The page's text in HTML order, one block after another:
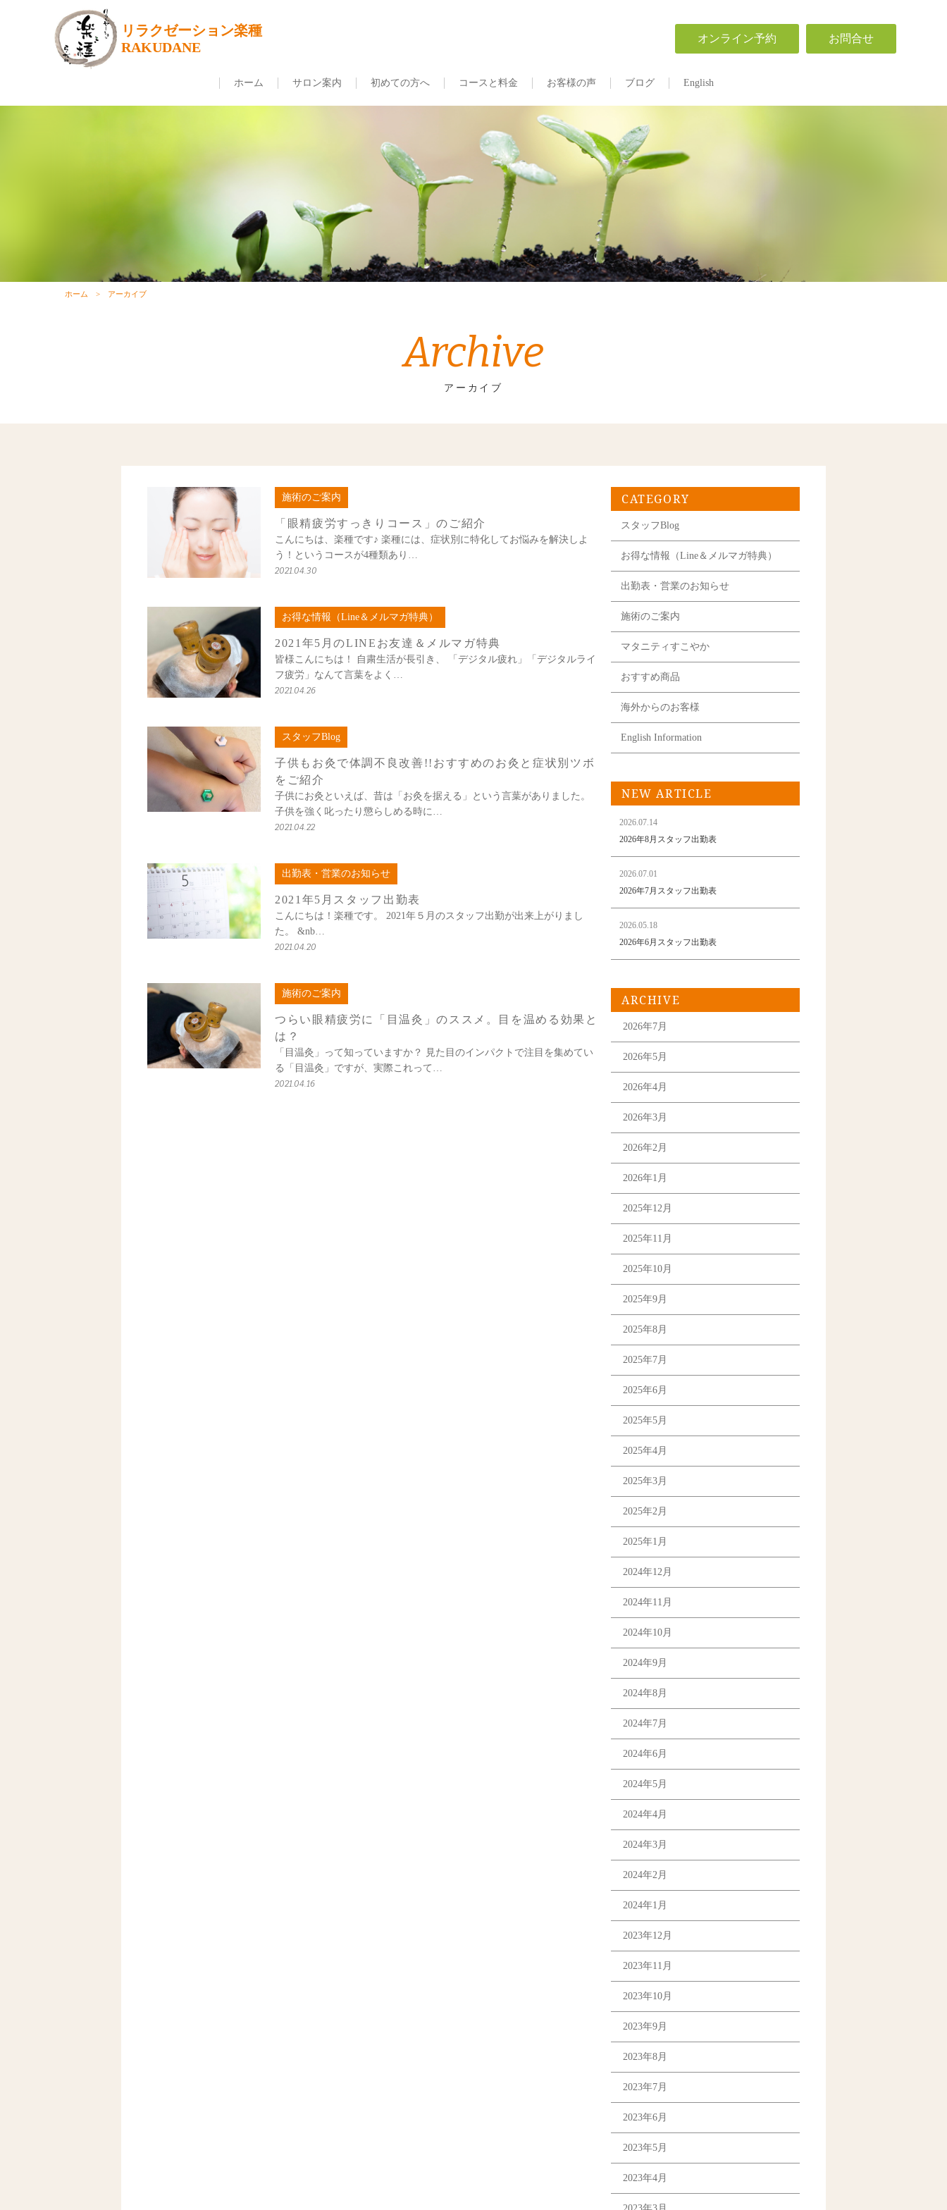
リラクゼーション楽種
RAKUDANE
オンライン予約 お問合せ
ホーム サロン案内 初めての方へ コースと料金 お客様の声 ブログ English
ホーム アーカイブ
Archive
アーカイブ
施術のご案内
「眼精疲労すっきりコース」のご紹介
こんにちは、楽種です♪ 楽種には、症状別に特化してお悩みを解決しよ
う！というコースが4種類あり…
2021.04.30
お得な情報（Line＆メルマガ特典）
2021年5月のLINEお友達＆メルマガ特典
皆様こんにちは！ 自粛生活が長引き、 「デジタル疲れ」「デジタルライ
フ疲労」なんて言葉をよく…
2021.04.26
スタッフBlog
子供もお灸で体調不良改善!!おすすめのお灸と症状別ツボ
をご紹介
子供にお灸といえば、昔は「お灸を据える」という言葉がありました。
子供を強く叱ったり懲らしめる時に…
2021.04.22
出勤表・営業のお知らせ
2021年5月スタッフ出勤表
こんにちは！楽種です。 2021年５月のスタッフ出勤が出来上がりまし
た。 &nb…
2021.04.20
施術のご案内
つらい眼精疲労に「目温灸」のススメ。目を温める効果と
は？
「目温灸」って知っていますか？ 見た目のインパクトで注目を集めてい
る「目温灸」ですが、実際これって…
2021.04.16
CATEGORY
スタッフBlog
お得な情報（Line＆メルマガ特典）
出勤表・営業のお知らせ
施術のご案内
マタニティすこやか
おすすめ商品
海外からのお客様
English Information
NEW ARTICLE
2026.07.14
2026年8月スタッフ出勤表
2026.07.01
2026年7月スタッフ出勤表
2026.05.18
2026年6月スタッフ出勤表
ARCHIVE
2026年7月
2026年5月
2026年4月
2026年3月
2026年2月
2026年1月
2025年12月
2025年11月
2025年10月
2025年9月
2025年8月
2025年7月
2025年6月
2025年5月
2025年4月
2025年3月
2025年2月
2025年1月
2024年12月
2024年11月
2024年10月
2024年9月
2024年8月
2024年7月
2024年6月
2024年5月
2024年4月
2024年3月
2024年2月
2024年1月
2023年12月
2023年11月
2023年10月
2023年9月
2023年8月
2023年7月
2023年6月
2023年5月
2023年4月